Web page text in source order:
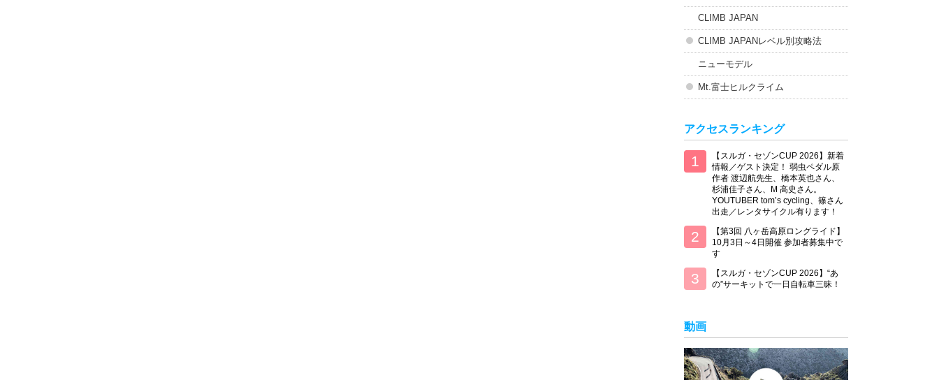
CLIMB JAPAN
CLIMB JAPANレベル別攻略法
ニューモデル
Mt.富士ヒルクライム
アクセスランキング
【スルガ・セゾンCUP 2026】新着
情報／ゲスト決定！ 弱虫ペダル原
作者 渡辺航先生、橋本英也さん、
杉浦佳子さん、M 高史さん。
YOUTUBER tom’s cycling、篠さん
出走／レンタサイクル有ります！
【第3回 八ヶ岳高原ロングライド】
10月3日～4日開催 参加者募集中で
す
【スルガ・セゾンCUP 2026】“あ
の”サーキットで一日自転車三昧！
動画